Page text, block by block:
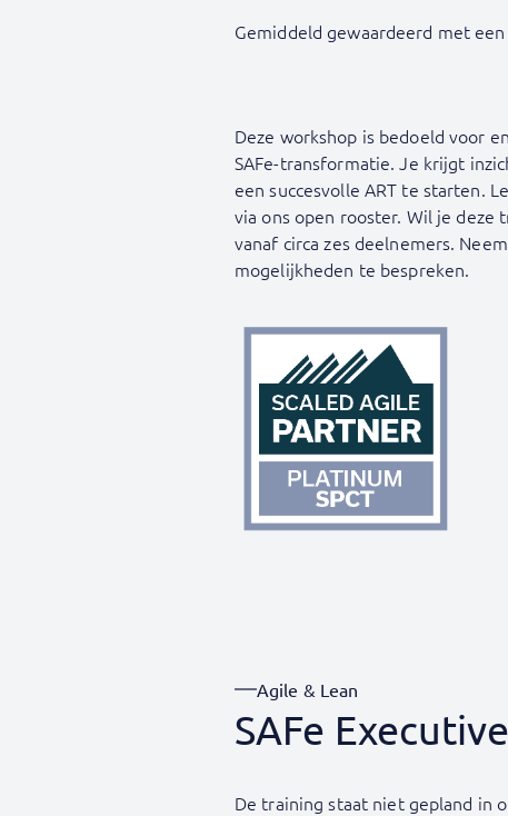
Gemiddeld gewaardeerd met
Deze workshop is bedoeld voor
SAFe-transformatie. Je krijgt
een succesvolle ART te starten.
via ons open rooster. Wil je deze
vanaf circa zes deelnemers.
mogelijkheden te bespreken.
Agile & Lean
SAFe
De training staat niet gepland in